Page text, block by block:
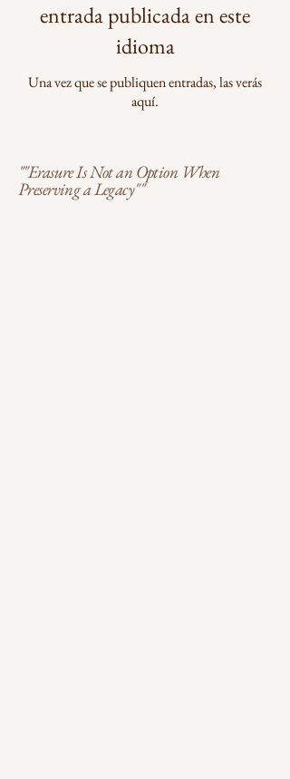
entrada publicada en este
idioma
Una vez que se publiquen entradas, las verás
aquí.
""Erasure Is Not an Option When
Preserving a Legacy""